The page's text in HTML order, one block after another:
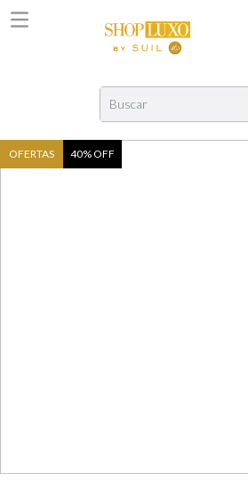
Buscar
OFERTAS 40% OFF